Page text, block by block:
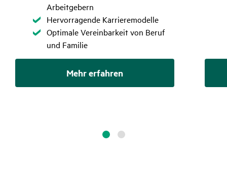
Arbeitgebern
Zutreffend
Hervorragende Karrieremodelle
Zutreffend
Optimale Vereinbarkeit von Beruf
und Familie
Mehr erfahren